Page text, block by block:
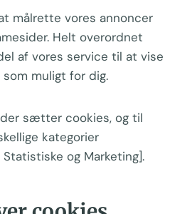
målrette vores annoncer
Helt overordnet
af vores service til at vise
muligt for dig.
sætter cookies, og til
kategorier
og Marketing].